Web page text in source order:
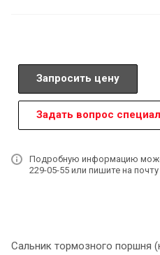
Запросить цену
Задать вопрос
Подробную информацию
229-05-55 или пишите на почту
Сальник тормозного поршня